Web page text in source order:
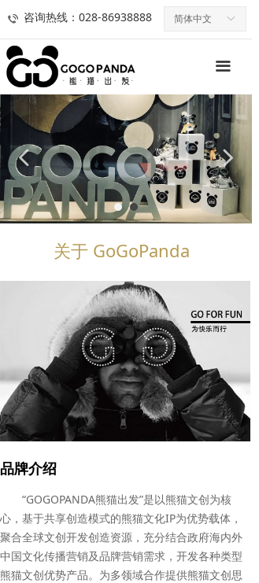
넳 넲
ꀅ
简体中文
咨询热线：028-86938888
끀
熊猫出发
关于gogoPand
gogoPanda 运营
gogoPanda 商店
gogoPanda 新闻
成为 gogoPanda
关于 GoGoPanda
品牌介绍
“GOGOPANDA熊猫出发”是以熊猫文创为核
心，基于共享创造模式的熊猫文化IP为优势载体，
聚合全球文创开发创造资源，充分结合政府海内外
中国文化传播营销及品牌营销需求，开发各种类型
熊猫文创优势产品。为多领域合作提供熊猫文创思